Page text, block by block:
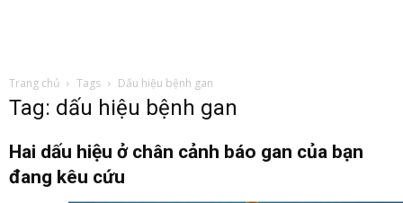
Trang chủ Tags Dấu hiệu bệnh gan
Tag: dấu hiệu bệnh gan
Hai dấu hiệu ở chân cảnh báo gan của bạn
đang kêu cứu